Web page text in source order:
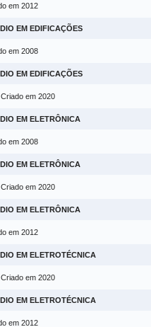
em 2012
EM EDIFICAÇÕES
em 2008
EM EDIFICAÇÕES
em 2020
EM ELETRÔNICA
em 2008
EM ELETRÔNICA
em 2020
EM ELETRÔNICA
em 2012
EM ELETROTÉCNICA
em 2020
EM ELETROTÉCNICA
em 2012